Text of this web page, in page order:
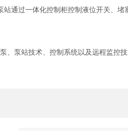
通过一体化控制柜控制液位开关、
、泵站技术、控制系统以及远程监控